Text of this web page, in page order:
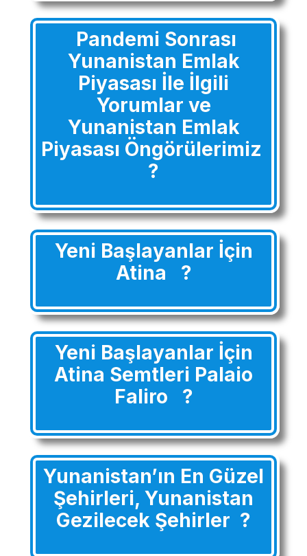
Pandemi Sonrası
Yunanistan Emlak
Piyasası İle İlgili
Yorumlar ve
Yunanistan Emlak
Piyasası Öngörülerimiz
?
Yeni Başlayanlar İçin
Atina ?
Yeni Başlayanlar İçin
Atina Semtleri Palaio
Faliro ?
Yunanistan’ın En Güzel
Şehirleri, Yunanistan
Gezilecek Şehirler ?